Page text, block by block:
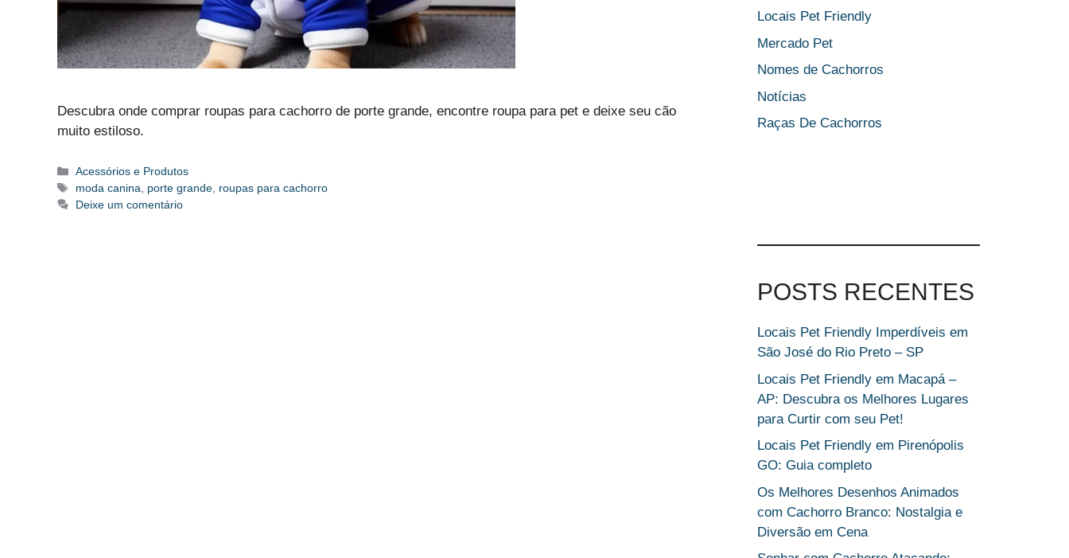
Descubra onde comprar roupas para cachorro de porte grande, encontre roupa para pet e deixe seu cão
muito estiloso.
Categorias
Acessórios e Produtos
Tags
moda canina, porte grande, roupas para cachorro
Deixe um comentário
Locais Pet Friendly
Mercado Pet
Nomes de Cachorros
Notícias
Raças De Cachorros
POSTS RECENTES
Locais Pet Friendly Imperdíveis em
São José do Rio Preto – SP
Locais Pet Friendly em Macapá –
AP: Descubra os Melhores Lugares
para Curtir com seu Pet!
Locais Pet Friendly em Pirenópolis
GO: Guia completo
Os Melhores Desenhos Animados
com Cachorro Branco: Nostalgia e
Diversão em Cena